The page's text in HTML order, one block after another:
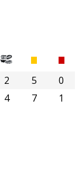
2 5
0
4 7 1